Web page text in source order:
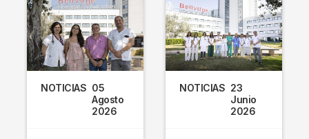
NOTICIAS 05
Agosto
2026
NOTICIAS 23
Junio
2026